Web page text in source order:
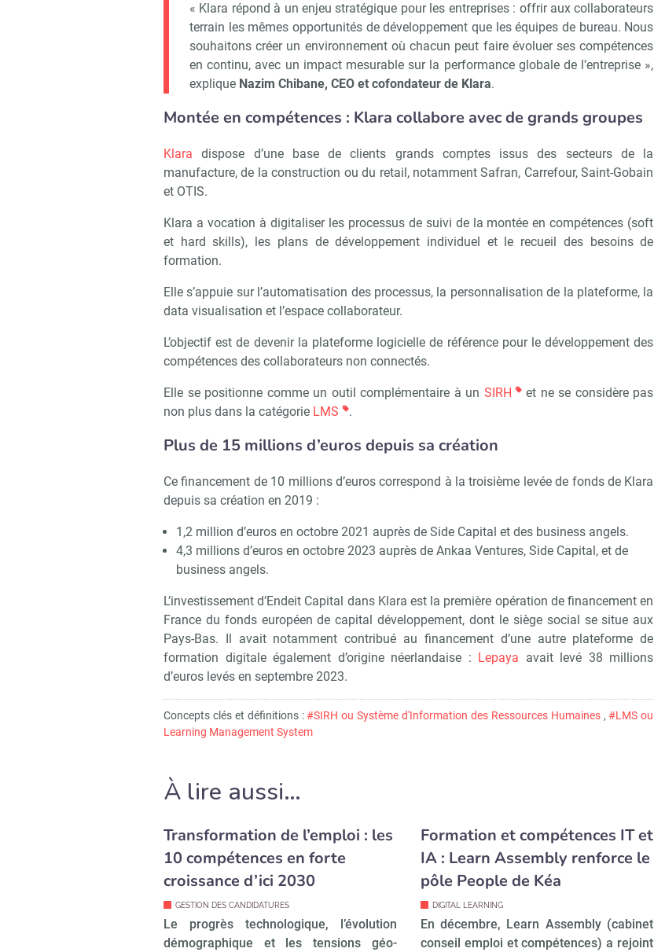
« Klara répond à un enjeu stratégique pour les entreprises : offrir aux collaborateurs
terrain les mêmes opportunités de développement que les équipes de bureau. Nous
souhaitons créer un environnement où chacun peut faire évoluer ses compétences
en continu, avec un impact mesurable sur la performance globale de l’entreprise »,
explique Nazim Chibane, CEO et cofondateur de Klara.
Montée en compétences : Klara collabore avec de grands groupes
Klara dispose d’une base de clients grands comptes issus des secteurs de la
manufacture, de la construction ou du retail, notamment Safran, Carrefour, Saint-Gobain
et OTIS.
Klara a vocation à digitaliser les processus de suivi de la montée en compétences (soft
et hard skills), les plans de développement individuel et le recueil des besoins de
formation.
Elle s’appuie sur l’automatisation des processus, la personnalisation de la plateforme, la
data visualisation et l’espace collaborateur.
L’objectif est de devenir la plateforme logicielle de référence pour le développement des
compétences des collaborateurs non connectés.
Elle se positionne comme un outil complémentaire à un SIRH
et ne se considère pas
non plus dans la catégorie LMS .
Plus de 15 millions d’euros depuis sa création
Ce financement de 10 millions d’euros correspond à la troisième levée de fonds de Klara
depuis sa création en 2019 :
1,2 million d’euros en octobre 2021 auprès de Side Capital et des business angels.
4,3 millions d’euros en octobre 2023 auprès de Ankaa Ventures, Side Capital, et de
business angels.
L’investissement d’Endeit Capital dans Klara est la première opération de financement en
France du fonds européen de capital développement, dont le siège social se situe aux
Pays-Bas. Il avait notamment contribué au financement d’une autre plateforme de
formation digitale également d’origine néerlandaise : Lepaya avait levé 38 millions
d’euros levés en septembre 2023.
Concepts clés et définitions :#SIRH ou Système d'Information des Ressources Humaines,#LMS ou
Learning Management System
À lire aussi…
Transformation de l’emploi : les
10 compétences en forte
croissance d’ici 2030
GESTION DES CANDIDATURES
Le progrès technologique, l’évolution
démographique et les tensions géo-
Formation et compétences IT et
IA : Learn Assembly renforce le
pôle People de Kéa
DIGITAL LEARNING
En décembre, Learn Assembly (cabinet
conseil emploi et compétences) a rejoint